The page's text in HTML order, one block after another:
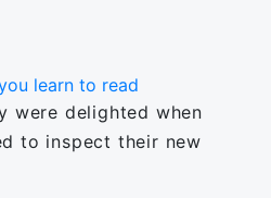
learn to read
were delighted when
to inspect their new